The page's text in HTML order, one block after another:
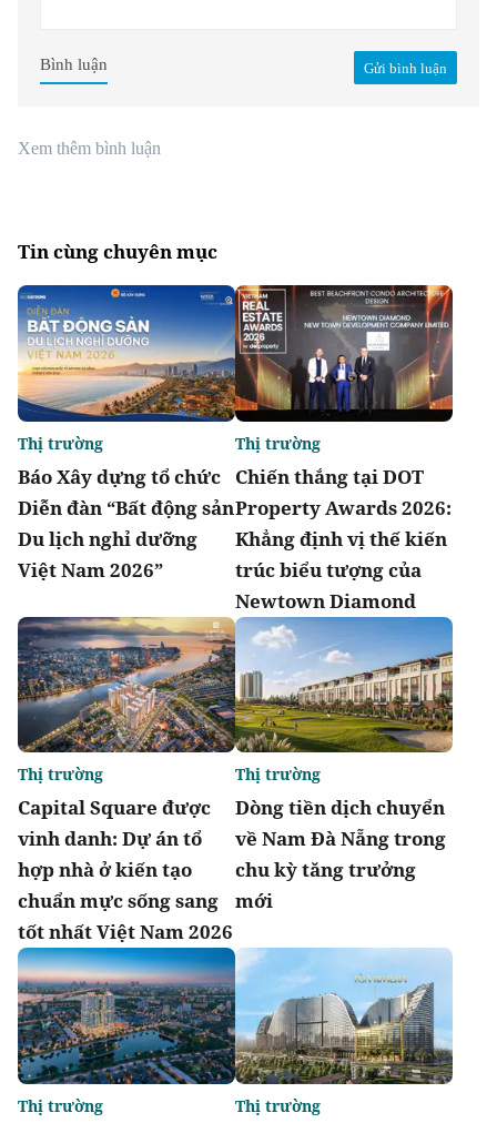
Gửi bình luận
Bình luận
Xem thêm bình luận
Tin cùng chuyên mục
Báo Xây dựng tổ chức
Diễn đàn “Bất động sản
Du lịch nghỉ dưỡng
Việt Nam 2026”
Thị trường
Chiến thắng tại DOT
Property Awards 2026:
Khẳng định vị thế kiến
trúc biểu tượng của
Newtown Diamond
Thị trường
Capital Square được
vinh danh: Dự án tổ
hợp nhà ở kiến tạo
chuẩn mực sống sang
tốt nhất Việt Nam 2026
Thị trường
Dòng tiền dịch chuyển
về Nam Đà Nẵng trong
chu kỳ tăng trưởng
mới
Thị trường
Thị trường Thị trường